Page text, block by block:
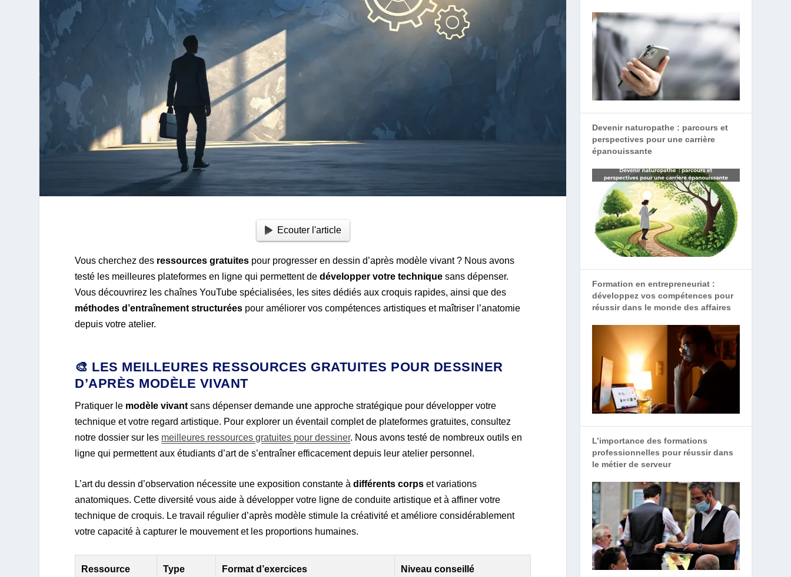
Ecouter l'article
Vous cherchez des ressources gratuites pour progresser en dessin d’après modèle vivant ? Nous avons
testé les meilleures plateformes en ligne qui permettent dedévelopper votre technique sans dépenser.
Vous découvrirez les chaînes YouTube spécialisées, les sites dédiés aux croquis rapides, ainsi que des
méthodes d’entraînement structurées pour améliorer vos compétences artistiques et maîtriser l’anatomie
depuis votre atelier.
🎨 LES MEILLEURES RESSOURCES GRATUITES POUR DESSINER
D’APRÈS MODÈLE VIVANT
Pratiquer le modèle vivant sans dépenser demande une approche stratégique pour développer votre
technique et votre regard artistique. Pour explorer un éventail complet de plateformes gratuites, consultez
notre dossier sur les meilleures ressources gratuites pour dessiner. Nous avons testé de nombreux outils en
ligne qui permettent aux étudiants d’art de s’entraîner efficacement depuis leur atelier personnel.
L’art du dessin d’observation nécessite une exposition constante àdifférents corps et variations
anatomiques. Cette diversité vous aide à développer votre ligne de conduite artistique et à affiner votre
technique de croquis. Le travail régulier d’après modèle stimule la créativité et améliore considérablement
votre capacité à capturer le mouvement et les proportions humaines.
Ressource Type Format d’exercices Niveau conseillé
Devenir naturopathe : parcours et
perspectives pour une carrière
épanouissante
Formation en entrepreneuriat :
développez vos compétences pour
réussir dans le monde des affaires
L’importance des formations
professionnelles pour réussir dans
le métier de serveur